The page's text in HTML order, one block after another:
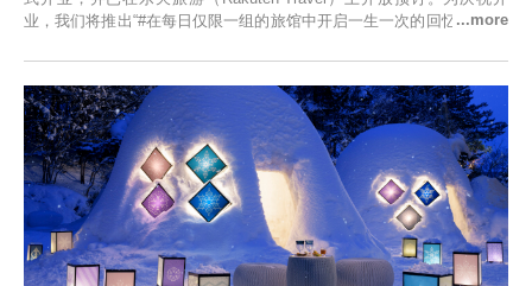
业，我们将推出“#在每日仅限一组的旅馆中开启一生一次的回忆之旅”活
在此与重要之人共度一段难忘的特别时光。